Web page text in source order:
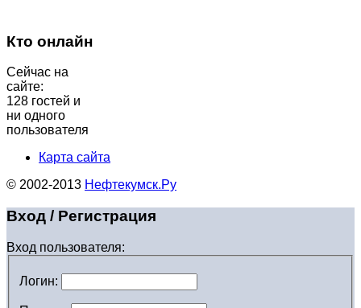
Кто онлайн
Сейчас на
сайте:
128 гостей и
ни одного
пользователя
Карта сайта
© 2002-2013 Нефтекумск.Ру
Вход / Регистрация
Вход пользователя:
Логин: